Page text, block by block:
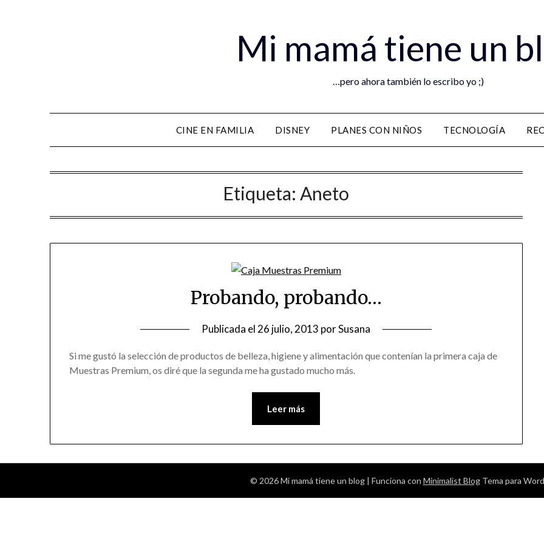
Mi mamá tiene un
…pero ahora también lo escribo yo ;)
CINE EN FAMILIA DISNEY PLANES CON NIÑOS TECNOLOGÍA
Etiqueta: Aneto
Probando, probando…
Publicada el 26 julio, 2013 porSusana
Si me gustó la selección de productos de belleza, higiene y alimentación que contenían la primera caja de
Muestras Premium, os diré que la segunda me ha gustado mucho más.
Leer más
© 2026 Mi mamá tiene un blog | Funciona con Minimalist BlogTema para